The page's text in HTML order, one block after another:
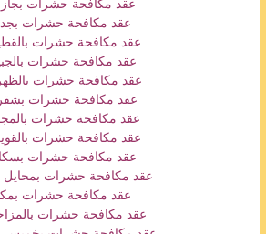
عقد مكافحة حشرات
عقد مكافحة حشرات
عقد مكافحة حشرات
عقد مكافحة حشرات
عقد مكافحة حشرات
عقد مكافحة حشرات
عقد مكافحة حشرات
عقد مكافحة حشرات
عقد مكافحة حشرات
عقد مكافحة حشرات
عقد مكافحة حشرات